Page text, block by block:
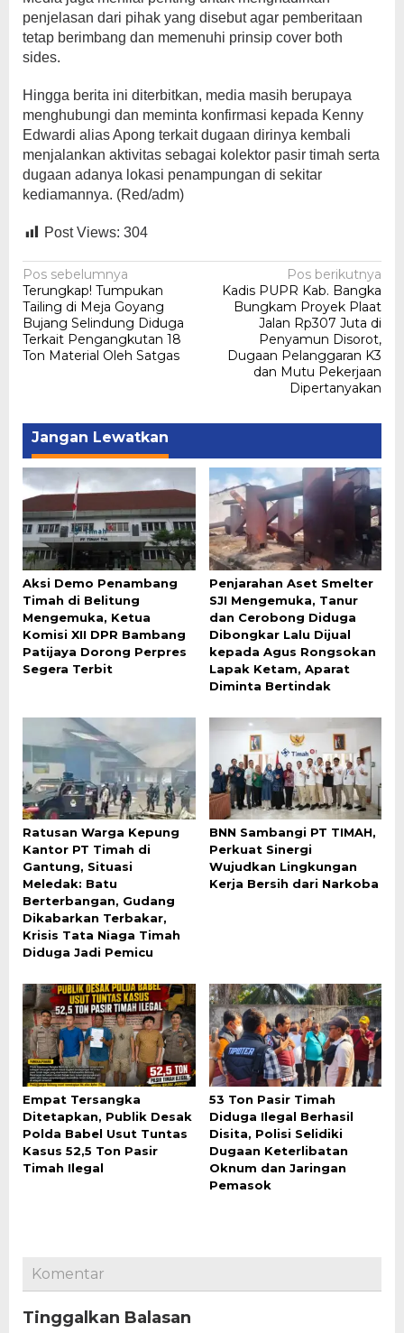
penjelasan dari pihak yang disebut agar pemberitaan
tetap berimbang dan memenuhi prinsip cover both
sides.
Hingga berita ini diterbitkan, media masih berupaya
menghubungi dan meminta konfirmasi kepada Kenny
Edwardi alias Apong terkait dugaan dirinya kembali
menjalankan aktivitas sebagai kolektor pasir timah serta
dugaan adanya lokasi penampungan di sekitar
kediamannya. (Red/adm)
Post Views: 304
Navigasi
pos
Pos sebelumnya
Terungkap! Tumpukan
Tailing di Meja Goyang
Bujang Selindung Diduga
Terkait Pengangkutan 18
Ton Material Oleh Satgas
Pos berikutnya
Kadis PUPR Kab. Bangka
Bungkam Proyek Plaat
Jalan Rp307 Juta di
Penyamun Disorot,
Dugaan Pelanggaran K3
dan Mutu Pekerjaan
Dipertanyakan
Jangan Lewatkan
Aksi Demo Penambang
Timah di Belitung
Mengemuka, Ketua
Komisi XII DPR Bambang
Patijaya Dorong Perpres
Segera Terbit
Penjarahan Aset Smelter
SJI Mengemuka, Tanur
dan Cerobong Diduga
Dibongkar Lalu Dijual
kepada Agus Rongsokan
Lapak Ketam, Aparat
Diminta Bertindak
Ratusan Warga Kepung
Kantor PT Timah di
Gantung, Situasi
Meledak: Batu
Berterbangan, Gudang
Dikabarkan Terbakar,
Krisis Tata Niaga Timah
Diduga Jadi Pemicu
BNN Sambangi PT TIMAH,
Perkuat Sinergi
Wujudkan Lingkungan
Kerja Bersih dari Narkoba
Empat Tersangka
Ditetapkan, Publik Desak
Polda Babel Usut Tuntas
Kasus 52,5 Ton Pasir
Timah Ilegal
53 Ton Pasir Timah
Diduga Ilegal Berhasil
Disita, Polisi Selidiki
Dugaan Keterlibatan
Oknum dan Jaringan
Pemasok
Komentar
Tinggalkan Balasan